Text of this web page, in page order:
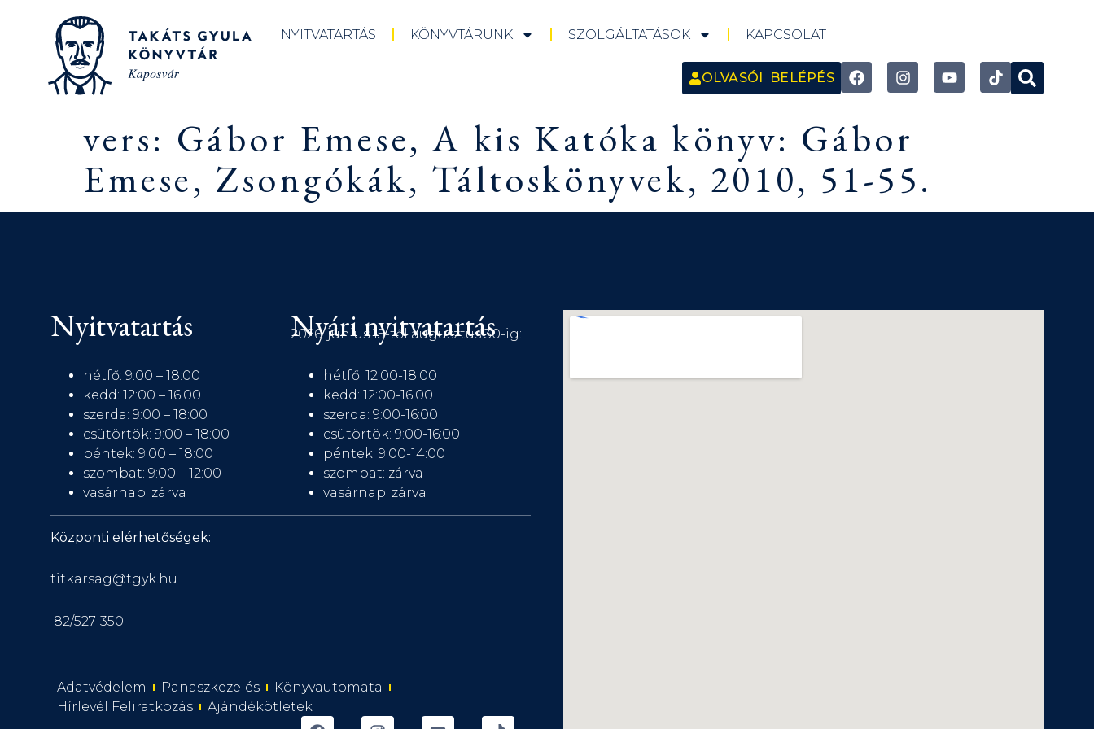
NYITVATARTÁS KÖNYVTÁRUNK SZOLGÁLTATÁSOK KAPCSOLAT
OLVASÓI BELÉPÉS
vers: Gábor Emese, A kis Katóka könyv: Gábor
Emese, Zsongókák, Táltoskönyvek, 2010, 51-55.
Nyitvatartás
hétfő: 9:00 – 18:00
kedd: 12:00 – 16:00
szerda: 9:00 – 18:00
csütörtök: 9:00 – 18:00
péntek: 9:00 – 18:00
szombat: 9:00 – 12:00
vasárnap: zárva
Nyári nyitvatartás
2026. június 15-től augusztus 30-ig:
hétfő: 12:00-18:00
kedd: 12:00-16:00
szerda: 9:00-16:00
csütörtök: 9:00-16:00
péntek: 9:00-14:00
szombat: zárva
vasárnap: zárva
Központi elérhetőségek:
titkarsag@tgyk.hu
82/527-350
Adatvédelem Panaszkezelés
Könyvautomata
Hírlevél Feliratkozás
Ajándékötletek